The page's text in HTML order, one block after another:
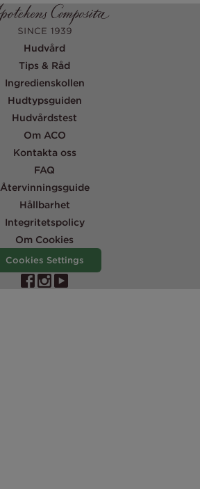
Hudvård
Tips & Råd
Ingredienskollen
Hudtypsguiden
Hudvårdstest
Om ACO
Kontakta oss
FAQ
Återvinningsguide
Hållbarhet
Integritetspolicy
Om Cookies
Cookies Settings